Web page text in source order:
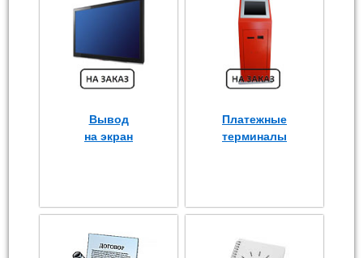
Вывод
на экран
Платежные
терминалы